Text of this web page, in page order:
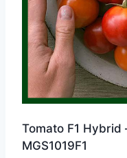
Tomato F1 Hybrid
MGS1019F1